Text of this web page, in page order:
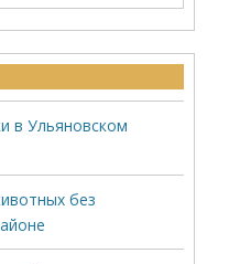
в Ульяновском
без